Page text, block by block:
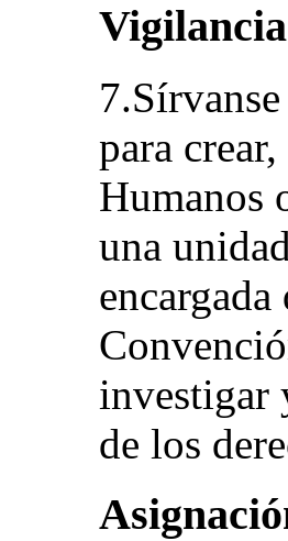
para
Humanos
una
investigar
de los